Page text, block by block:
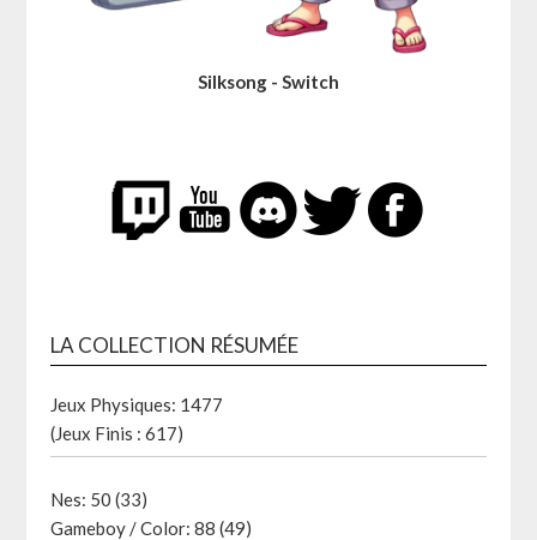
Silksong - Switch
LA COLLECTION RÉSUMÉE
Jeux Physiques: 1477
(Jeux Finis : 617)
Nes: 50 (33)
Gameboy / Color: 88 (49)